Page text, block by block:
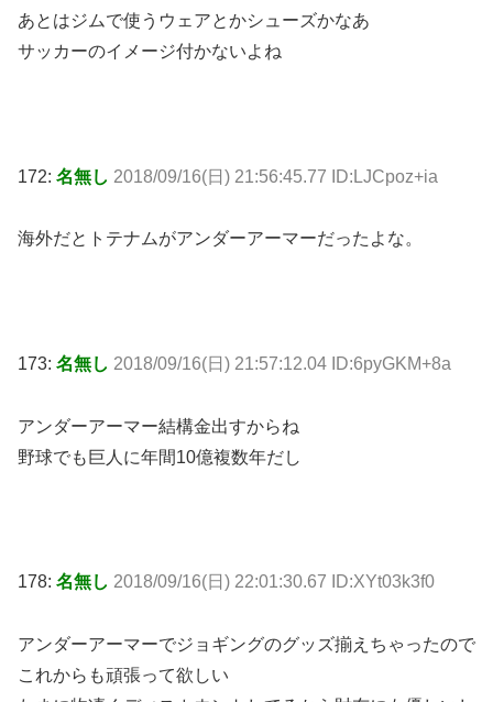
あとはジムで使うウェアとかシューズかなあ
サッカーのイメージ付かないよね
172: 名無し 2018/09/16(日) 21:56:45.77 ID:LJCpoz+ia
海外だとトテナムがアンダーアーマーだったよな。
173: 名無し 2018/09/16(日) 21:57:12.04 ID:6pyGKM+8a
アンダーアーマー結構金出すからね
野球でも巨人に年間10億複数年だし
178: 名無し 2018/09/16(日) 22:01:30.67 ID:XYt03k3f0
アンダーアーマーでジョギングのグッズ揃えちゃったので
これからも頑張って欲しい